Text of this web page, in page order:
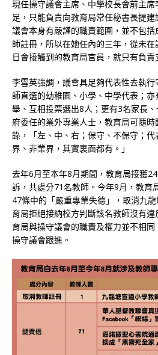
現任操守議會主席、中學校長會前主
足，只能負責向教育局常任秘書長提建
議會本身有嚴謹的職責範圍，並不包
師註冊，所以在她任內的三年，從未
日會接觸到的教育局官員，就只有負責
李雪英強調，議會具足夠代表性去執
師直選的幼稚園、小學、中學代表；
舉、互相投票選出8人；更有3名家長
府委任的業外專業人士，教育局可隨
錄，「左、中、右；保守、不保守；
界、非業界，其實裏面都有。」
去年6月至本年8月期間，教育局接獲
訴，共處分71名教師。今年9月，教育
47條中的「嚴重專業失德」，取消九
育局拒絕接納校方判斷該名教師沒有
育局與操守議會的職責及權力並不相
操守議會跟進。